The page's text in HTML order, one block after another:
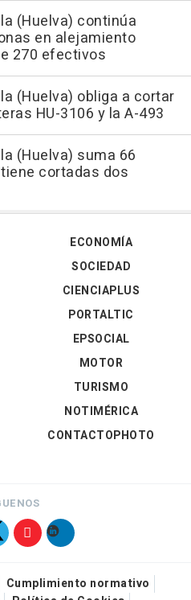
(Huelva) continúa
en alejamiento
270 efectivos
(Huelva) obliga a cortar
HU-3106 y la A-493
(Huelva) suma 66
cortadas dos
ECONOMÍA
SOCIEDAD
CIENCIAPLUS
PORTALTIC
EPSOCIAL
MOTOR
TURISMO
NOTIMÉRICA
CONTACTOPHOTO
Cumplimiento normativo